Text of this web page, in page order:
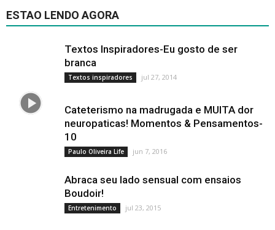
ESTAO LENDO AGORA
Textos Inspiradores-Eu gosto de ser
branca
Textos inspiradores jul 27, 2014
Cateterismo na madrugada e MUITA dor
neuropaticas! Momentos & Pensamentos-
10
Paulo Oliveira Life jun 7, 2016
Abraca seu lado sensual com ensaios
Boudoir!
Entretenimento jul 23, 2015